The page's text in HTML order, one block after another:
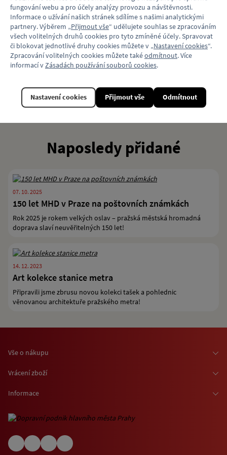
A tady už můžete vybírat:
Kolekce Linka 22 s grafikou Karolíny Urbánkové pro Fond
ohrožených dětí
Nově u nás najdete taképoslední kusy kolekce Transport od Janka
Rubeše
za původní ceny!
Naposledy přidané
07. 10. 2025
150 let MHD v Praze na poštovních známkách
Rok 2025 je rokem velkých oslav – pražská městská hromadná
doprava slaví neuvěřitelných 150 let!
14. 12. 2023
Art kolekce stanice metra
Připravili jsme zbrusu novou kolekci tašek a pohlednic
věnovanou architektuře pražského metra!
Vše o nákupu
Osobní odběr zboží
O nákupu jízdenek a vstupenek
(EN) Shipping abroad
Vrácení zboží
Informace
Informace o využívání cookies
fungování webu a pro účely analýzy provozu a návštěvnosti.
Informace o užívání našich stránek sdílíme s našimi analytickými
partnery. Výběrem „Přijmout vše“ udělujete souhlas se zpracováním
všech volitelných druhů cookies pro tyto zmíněné účely. Spravovat
či blokovat jednotlivé druhy cookies můžete v „Nastavení cookies“.
Zpracování volitelných cookies můžete takéodmítnout. Více
informací v Zásadách používání souborů cookies.
Odmítnout
Nastavení cookies Přijmout vše